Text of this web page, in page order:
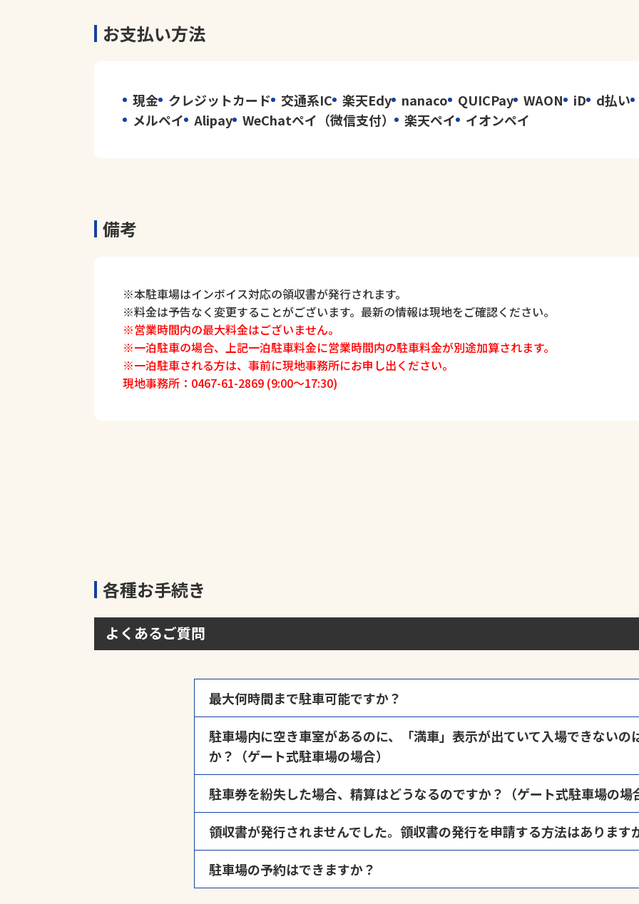
お支払い方法
現金 クレジットカード 交通系IC 楽天Edy nanaco QUICPay WAON iD
d払い
メルペイ
Alipay WeChatペイ（微信支付） 楽天ペイ イオンペイ
備考
※本駐車場はインボイス対応の領収書が発行されます。
※料金は予告なく変更することがございます。最新の情報は現地をご確認ください。
※営業時間内の最大料金はございません。
※一泊駐車の場合、上記一泊駐車料金に営業時間内の駐車料金が別途加算されます。
※一泊駐車される方は、事前に現地事務所にお申し出ください。
現地事務所：0467-61-2869 (9:00～17:30)
各種お手続き
よくあるご質問
最大何時間まで駐車可能ですか？
駐車場の封鎖など運営状況が変化することがございますので、原則として入庫から最長48
す。ご利用時間が入庫から48時間を超えることが想定される場合は、入庫時に「
い。
駐車場内に空き車室があるのに、「満車」表示が出ていて入場できないの
か？（ゲート式駐車場の場合）
ゲート管理の駐車場では、時間貸しと月極が併用されている場合がございます。この場合
駐車券を紛失した場合、精算はどうなるのですか？（ゲート式駐車場の場
出口精算機にて「駐車券紛失」ボタンを押下し、表示された料金をお支払いのうえ出庫くだ
領収書が発行されませんでした。領収書の発行を申請する方法はあります
用紙切れによりご迷惑をおかけしました。領収書の再発行は、
駐車場の予約はできますか？